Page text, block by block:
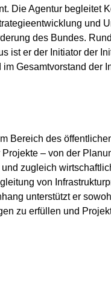
Die Agentur begleitet
und
des Bundes.
er der Initiator der
Gesamtvorstand der
Bereich des
– von der
zugleich
von
unterstützt er
zu erfüllen und